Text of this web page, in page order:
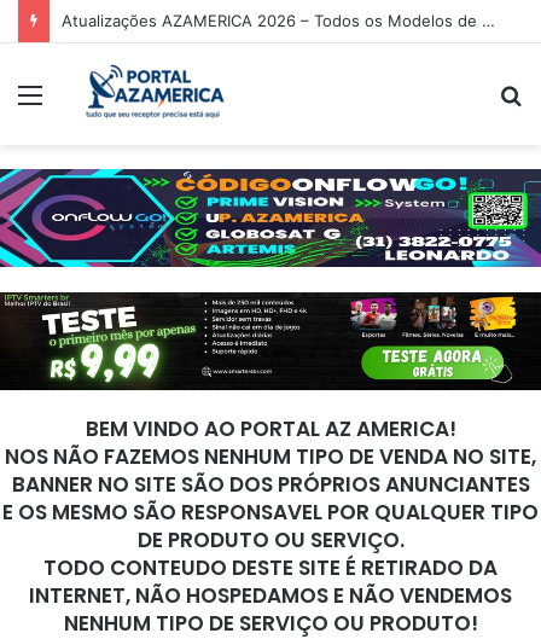
Atualizações AZAMERICA 2026 – Todos os Modelos de Receptores AZAMERICA
BEM VINDO AO PORTAL AZ AMERICA!
NOS NÃO FAZEMOS NENHUM TIPO DE VENDA NO SITE,
BANNER NO SITE SÃO DOS PRÓPRIOS ANUNCIANTES
E OS MESMO SÃO RESPONSAVEL POR QUALQUER TIPO
DE PRODUTO OU SERVIÇO.
TODO CONTEUDO DESTE SITE É RETIRADO DA
INTERNET, NÃO HOSPEDAMOS E NÃO VENDEMOS
NENHUM TIPO DE SERVIÇO OU PRODUTO!